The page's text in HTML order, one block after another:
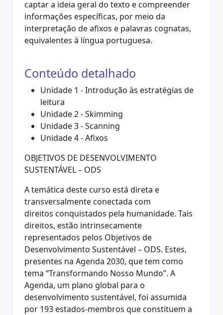
captar a ideia geral do texto e compreender
informações específicas, por meio da
interpretação de afixos e palavras cognatas,
equivalentes à língua portuguesa.
Conteúdo detalhado
Unidade 1 - Introdução às estratégias de
leitura
Unidade 2 - Skimming
Unidade 3 - Scanning
Unidade 4 - Afixos
OBJETIVOS DE DESENVOLVIMENTO
SUSTENTÁVEL – ODS
A temática deste curso está direta e
transversalmente conectada com
direitos conquistados pela humanidade. Tais
direitos, estão intrinsecamente
representados pelos Objetivos de
Desenvolvimento Sustentável – ODS. Estes,
presentes na Agenda 2030, que tem como
tema “Transformando Nosso Mundo”. A
Agenda, um plano global para o
desenvolvimento sustentável, foiassumida
por 193 estados-membros que constituem a